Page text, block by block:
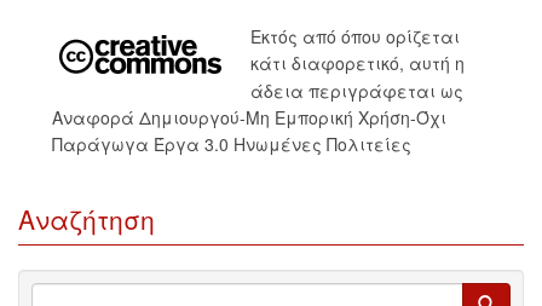
Εκτός από όπου ορίζεται
κάτι διαφορετικό, αυτή η
άδεια περιγράφεται ως
Αναφορά Δημιουργού-Μη Εμπορική Χρήση-Όχι
Παράγωγα Έργα 3.0 Ηνωμένες Πολιτείες
Αναζήτηση